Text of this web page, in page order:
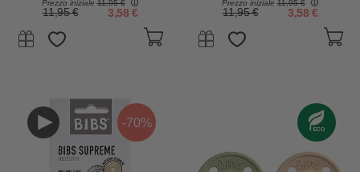
PVC e Flatati
Prezzo iniziale11,95 €
11,95 € 3,58 €
Senza PBA, PVC e Flatati
Prezzo iniziale11,95 €
11,95 € 3,58 €
-70%